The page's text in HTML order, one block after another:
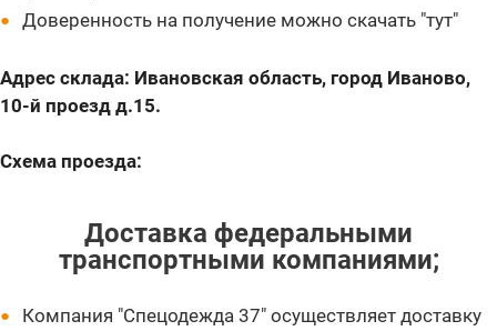
Доверенность на получение можно скачать "тут"
Адрес склада: Ивановская область, город Иваново,
10-й проезд д.15.
Схема проезда:
Доставка федеральными
транспортными компаниями;
Компания "Спецодежда 37" осуществляет доставку